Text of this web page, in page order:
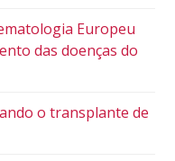
Europeu
das doenças do
o transplante de